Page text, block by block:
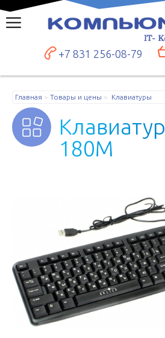
+7 831 256-08-79
Главная Товары и цены Клавиатуры
Клавиатур
1 80M